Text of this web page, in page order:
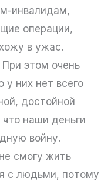
инвалидам,
операции,
в ужас.
этом очень
них нет всего
достойной
наши деньги
войну.
смогу жить
с людьми, потому